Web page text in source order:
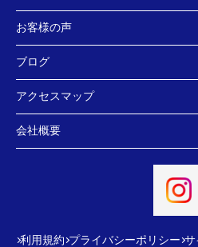
お客様の声
ブログ
アクセスマップ
会社概要
利用規約 プライバシーポリシー サ